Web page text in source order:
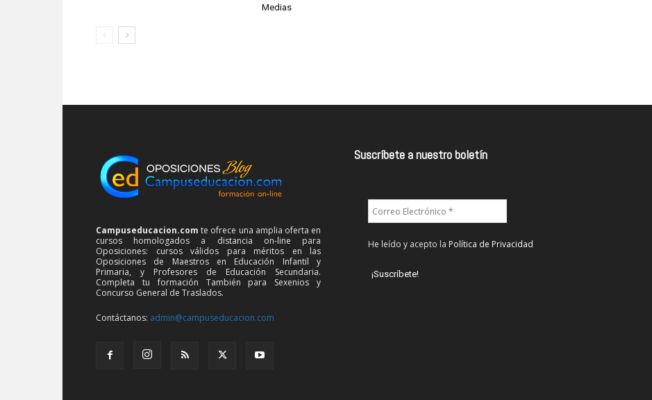
Medias
Campuseducacion.com te ofrece una amplia oferta en
cursos homologados a distancia on-line para
Oposiciones: cursos válidos para méritos en las
Oposiciones de Maestros en Educación Infantil y
Primaria, y Profesores de Educación Secundaria.
Completa tu formación También para Sexenios y
Concurso General de Traslados.
Contáctanos: admin@campuseducacion.com
Suscríbete a nuestro boletín
He leído y acepto la Política de Privacidad